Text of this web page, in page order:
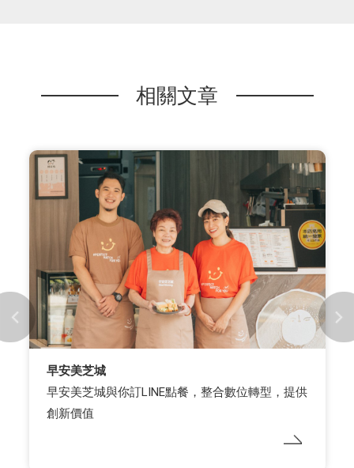
相關文章
早安美芝城
早安美芝城與你訂LINE點餐，整合數位轉型，提供
創新價值